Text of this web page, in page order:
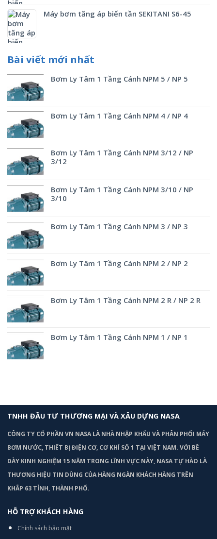
Máy bơm tăng áp biến tần SEKITANI S6-45
Bài viết mới nhất
Bơm Ly Tâm 1 Tầng Cánh NPM 5 / NP 5
Bơm Ly Tâm 1 Tầng Cánh NPM 4 / NP 4
Bơm Ly Tâm 1 Tầng Cánh NPM 3/12 / NP
3/12
Bơm Ly Tâm 1 Tầng Cánh NPM 3/10 / NP
3/10
Bơm Ly Tâm 1 Tầng Cánh NPM 3 / NP 3
Bơm Ly Tâm 1 Tầng Cánh NPM 2 / NP 2
Bơm Ly Tâm 1 Tầng Cánh NPM 2 R / NP 2 R
Bơm Ly Tâm 1 Tầng Cánh NPM 1 / NP 1
TNHH ĐẦU TƯ THƯƠNG MẠI VÀ XÂU DỰNG NASA
CÔNG TY CỔ PHẦN VN NASA LÀ NHÀ NHẬP KHẨU VÀ PHÂN PHỐI MÁY
BƠM NƯỚC, THIẾT BỊ ĐIỆN CƠ, CƠ KHÍ SỐ 1 TẠI VIỆT NAM. VỚI BỀ
DÀY KINH NGHIỆM 15 NĂM TRONG LĨNH VỰC NÀY, NASA TỰ HÀO LÀ
THƯƠNG HIỆU TIN DÙNG CỦA HÀNG NGÀN KHÁCH HÀNG TRÊN
KHẮP 63 TỈNH, THÀNH PHỐ.
HỖ TRỢ KHÁCH HÀNG
Chính sách bảo mật